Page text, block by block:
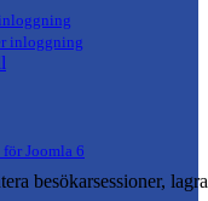
inloggning
Joomla 6
besökarsessioner, lagra